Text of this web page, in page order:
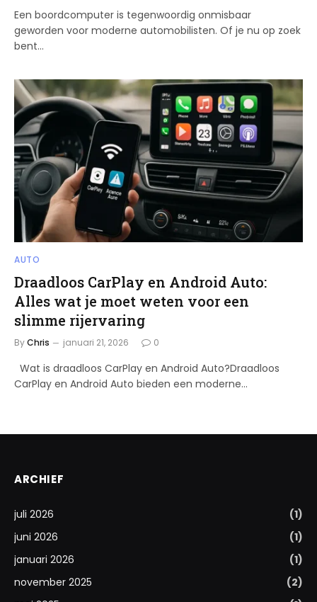
Een boordcomputer is tegenwoordig onmisbaar
geworden voor moderne automobilisten. Of je nu op zoek
bent…
AUTO
Draadloos CarPlay en Android Auto:
Alles wat je moet weten voor een
slimme rijervaring
ByChris januari 21, 2026 0
Wat is draadloos CarPlay en Android Auto?Draadloos
CarPlay en Android Auto bieden een moderne…
ARCHIEF
juli 2026
(1)
juni 2026
(1)
januari 2026
(1)
november 2025
(2)